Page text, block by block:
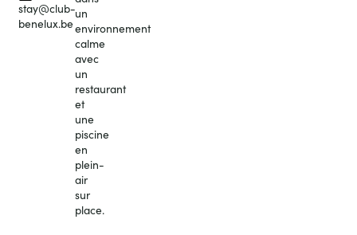
stay@club-
benelux.be
un
environnement
calme
avec
un
restaurant
et
une
piscine
en
plein-
air
sur
place.